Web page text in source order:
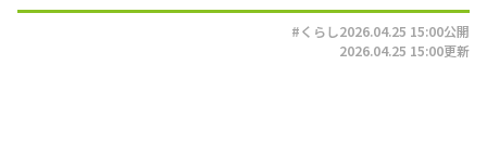
#くらし2026.04.25 15:00公開
2026.04.25 15:00更新